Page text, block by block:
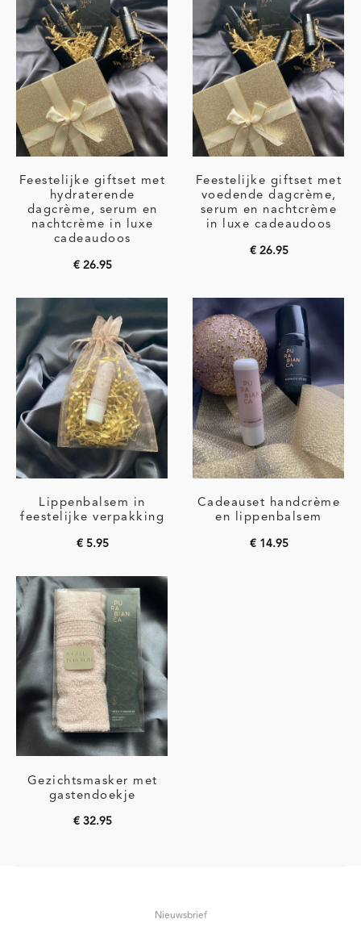
Feestelijke giftset met
hydraterende
dagcrème, serum en
nachtcrème in luxe
cadeaudoos
€26.95
winkelwagen
Feestelijke giftset met
voedende dagcrème,
serum en nachtcrème
in luxe cadeaudoos
€26.95
winkelwagen
Lippenbalsem in
feestelijke verpakking
€5.95
winkelwagen
Cadeauset handcrème
en lippenbalsem
€14.95
Gezichtsmasker met
gastendoekje
€32.95
Nieuwsbrief